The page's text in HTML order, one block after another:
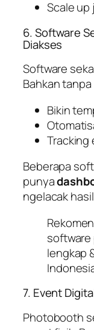
Scale up
6. Software
Diakses
Software
Bahkan
Bikin
Beberapa
punya
ngelacak
lengkap
7. Event
Photobooth